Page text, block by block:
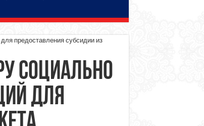
предоставления субсидии из
социально
для